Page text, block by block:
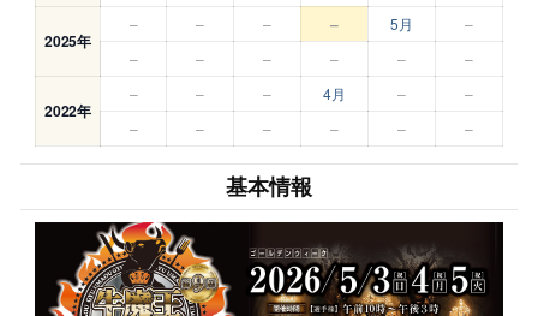
2025年
– – – – 5月
–
–
– – – – –
2022年
– – – 4月 –
–
–
– – – – –
基本情報